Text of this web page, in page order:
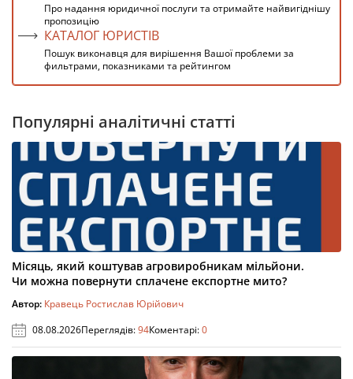
Про надання юридичної послуги та отримайте найвигіднішу
пропозицію
КАТАЛОГ ЮРИСТІВ
Пошук виконавця для вирішення Вашої проблеми за
фильтрами, показниками та рейтингом
Популярні аналітичні статті
Місяць, який коштував агровиробникам мільйони.
Чи можна повернути сплачене експортне мито?
Автор: Кравець Ростислав Юрійович
08.08.2026Переглядів:94Коментарі:0